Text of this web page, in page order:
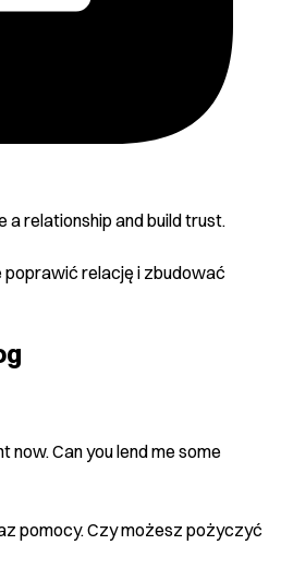
a relationship and build trust.
relację i zbudować
now. Can you lend me some
pomocy. Czy możesz pożyczyć